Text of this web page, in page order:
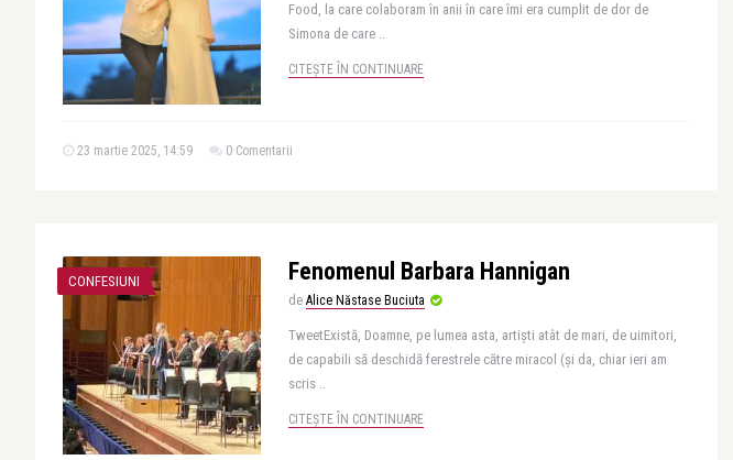
Food, la care colaboram în anii în care îmi era cumplit de dor de
Simona de care ..
CITEȘTE ÎN CONTINUARE
23 martie 2025, 14:59 0 Comentarii
CONFESIUNI Fenomenul Barbara Hannigan
de Alice Năstase Buciuta
TweetExistă, Doamne, pe lumea asta, artiști atât de mari, de uimitori,
de capabili să deschidă ferestrele către miracol (și da, chiar ieri am
scris ..
CITEȘTE ÎN CONTINUARE